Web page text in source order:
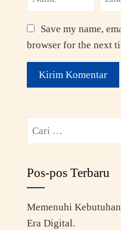
Save my name,
browser for the next
Pos-pos Terbaru
Memenuhi
Era Digital.